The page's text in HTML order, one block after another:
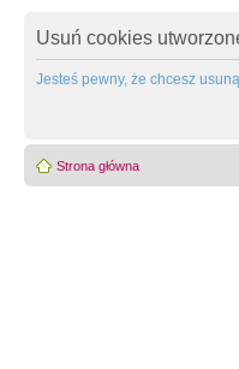
Usuń cookies
Jesteś pewny, że chcesz
Strona główna